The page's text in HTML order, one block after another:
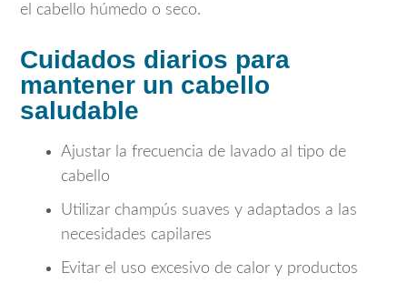
el cabello húmedo o seco.
Cuidados diarios para
mantener un cabello
saludable
Ajustar la frecuencia de lavado al tipo de
cabello
Utilizar champús suaves y adaptados a las
necesidades capilares
Evitar el uso excesivo de calor y productos